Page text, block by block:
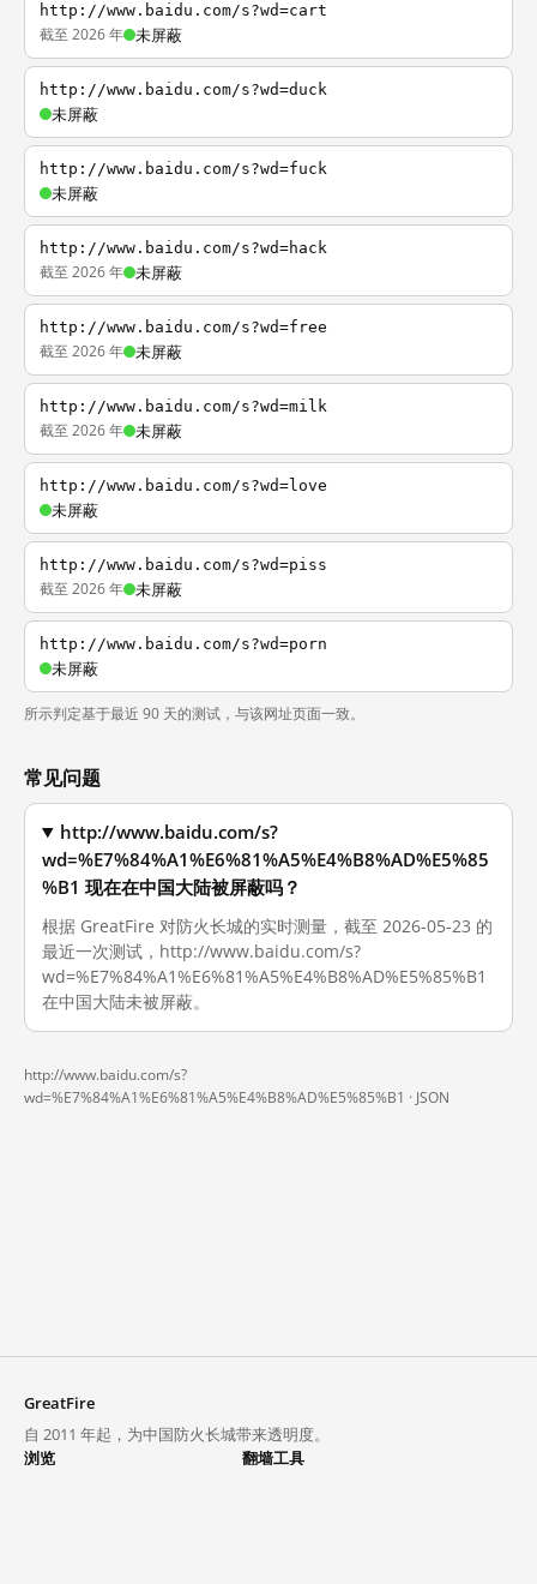
http://www.baidu.com/s?wd=cart
截至 2026 年 未屏蔽
http://www.baidu.com/s?wd=duck
未屏蔽
http://www.baidu.com/s?wd=fuck
未屏蔽
http://www.baidu.com/s?wd=hack
截至 2026 年 未屏蔽
http://www.baidu.com/s?wd=free
截至 2026 年 未屏蔽
http://www.baidu.com/s?wd=milk
截至 2026 年 未屏蔽
http://www.baidu.com/s?wd=love
未屏蔽
http://www.baidu.com/s?wd=piss
截至 2026 年 未屏蔽
http://www.baidu.com/s?wd=porn
未屏蔽
所示判定基于最近 90 天的测试，与该网址页面一致。
常见问题
http://www.baidu.com/s?
wd=%E7%84%A1%E6%81%A5%E4%B8%AD%E5%85
%B1 现在在中国大陆被屏蔽吗？
根据 GreatFire 对防火长城的实时测量，截至 2026-05-23 的
最近一次测试，http://www.baidu.com/s?
wd=%E7%84%A1%E6%81%A5%E4%B8%AD%E5%85%B1
在中国大陆未被屏蔽。
http://www.baidu.com/s?
wd=%E7%84%A1%E6%81%A5%E4%B8%AD%E5%85%B1 · JSON
GreatFire
自 2011 年起，为中国防火长城带来透明度。
浏览
翻墙工具